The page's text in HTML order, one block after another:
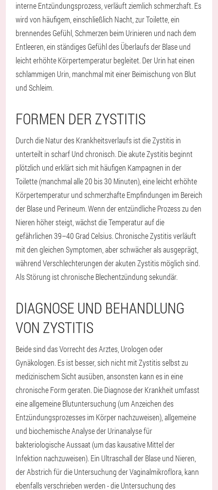
interne Entzündungsprozess, verläuft ziemlich schmerzhaft. Es
wird von häufigem, einschließlich Nacht, zur Toilette, ein
brennendes Gefühl, Schmerzen beim Urinieren und nach dem
Entleeren, ein ständiges Gefühl des Überlaufs der Blase und
leicht erhöhte Körpertemperatur begleitet. Der Urin hat einen
schlammigen Urin, manchmal mit einer Beimischung von Blut
und Schleim.
FORMEN DER ZYSTITIS
Durch die Natur des Krankheitsverlaufs ist die Zystitis in
unterteilt inscharfUndchronisch. Die akute Zystitis beginnt
plötzlich und erklärt sich mit häufigen Kampagnen in der
Toilette (manchmal alle 20 bis 30 Minuten), eine leicht erhöhte
Körpertemperatur und schmerzhafte Empfindungen im Bereich
der Blase und Perineum. Wenn der entzündliche Prozess zu den
Nieren höher steigt, wächst die Temperatur auf die
gefährlichen 39–40 Grad Celsius. Chronische Zystitis verläuft
mit den gleichen Symptomen, aber schwächer als ausgeprägt,
während Verschlechterungen der akuten Zystitis möglich sind.
Als Störung ist chronische Blechentzündung sekundär.
DIAGNOSE UND BEHANDLUNG
VON ZYSTITIS
Beide sind das Vorrecht des Arztes, Urologen oder
Gynäkologen. Es ist besser, sich nicht mit Zystitis selbst zu
medizinischem Sicht ausüben, ansonsten kann es in eine
chronische Form geraten. Die Diagnose der Krankheit umfasst
eine allgemeine Blutuntersuchung (um Anzeichen des
Entzündungsprozesses im Körper nachzuweisen), allgemeine
und biochemische Analyse der Urinanalyse für
bakteriologische Aussaat (um das kausative Mittel der
Infektion nachzuweisen). Ein Ultraschall der Blase und Nieren,
der Abstrich für die Untersuchung der Vaginalmikroflora, kann
ebenfalls verschrieben werden - die Untersuchung des